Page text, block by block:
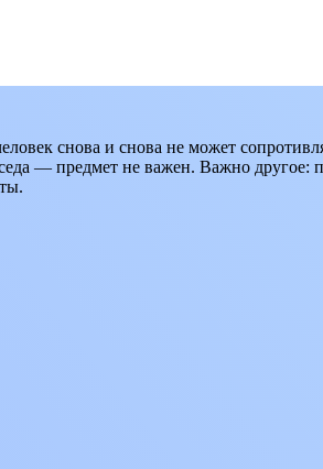
снова и снова не может
— предмет не важен. Важно другое: